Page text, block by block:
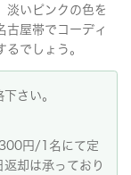
淡いピンクの色を
古屋帯でコーディ
でしょう。
さい。
円/1名にて定
却は承っており